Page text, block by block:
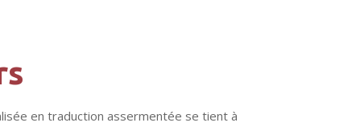
en traduction assermentée se tient à